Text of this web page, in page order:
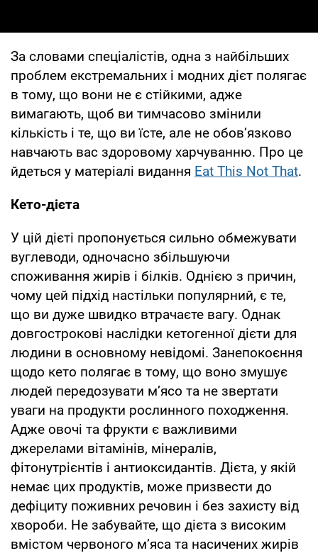
За словами спеціалістів, одна з найбільших
проблем екстремальних і модних дієт полягає
в тому, що вони не є стійкими, адже
вимагають, щоб ви тимчасово змінили
кількість і те, що ви їсте, але не обов’язково
навчають вас здоровому харчуванню. Про це
йдеться у матеріалі видання Eat This Not That.
Кето-дієта
У цій дієті пропонується сильно обмежувати
вуглеводи, одночасно збільшуючи
споживання жирів і білків. Однією з причин,
чому цей підхід настільки популярний, є те,
що ви дуже швидко втрачаєте вагу. Однак
довгострокові наслідки кетогенної дієти для
людини в основному невідомі. Занепокоєння
щодо кето полягає в тому, що воно змушує
людей передозувати м’ясо та не звертати
уваги на продукти рослинного походження.
Адже овочі та фрукти є важливими
джерелами вітамінів, мінералів,
фітонутрієнтів і антиоксидантів. Дієта, у якій
немає цих продуктів, може призвести до
дефіциту поживних речовин і без захисту від
хвороби. Не забувайте, що дієта з високим
вмістом червоного м’яса та насичених жирів